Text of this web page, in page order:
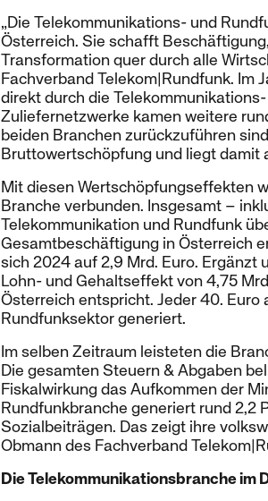
„Die Telekommunikations- und
Österreich. Sie schafft
Transformation quer durch alle
Fachverband Telekom|Rundfunk. Im
direkt durch die
Zuliefernetzwerke kamen weitere
beiden Branchen zurückzuführen
Bruttowertschöpfung und liegt damit
Mit diesen Wertschöpfungseffekten
Branche verbunden. Insgesamt –
Telekommunikation und Rundfunk
Gesamtbeschäftigung in Österreich
sich 2024 auf 2,9 Mrd. Euro.
Lohn- und Gehaltseffekt von 4,75
Österreich entspricht. Jeder 40.
Rundfunksektor generiert.
Im selben Zeitraum leisteten die
Die gesamten Steuern & Abgaben
Fiskalwirkung das Aufkommen der
Rundfunkbranche generiert rund 2,2
Sozialbeiträgen. Das zeigt ihre
Obmann des Fachverband
Die Telekommunikationsbranche im